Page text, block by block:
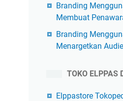
Branding
Membuat
Branding
Menargetkan
TOKO ELPPAS
Elppastore